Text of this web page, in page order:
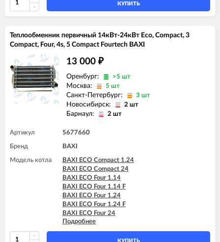
BAXI ECO Home 24F (765281101)
BAXI ECO Home 24F (7729464)
BAXI ECO-4s 10 F
BAXI ECO-4s 18 F
BAXI FOURTECH 1.14 F
BAXI FOURTECH 1.24 F
BAXI FOURTECH 24 F (CSB)
BAXI FOURTECH 24 F (CSR)
BAXI MAIN Four 18 F (серая панель)
BAXI MAIN Four 240 F (белая панель)
КУПИТЬ
Теплообменник первичный 14кВт-24кВт Eco, Compact, 3
Compact, Four, 4s, 5 Compact Fourtech BAXI
13 000 ₽
Оренбург: >5 шт
Москва: 5 шт
Санкт-Петербург: 3 шт
Новосибирск: 2 шт
Барнаул: 2 шт
Артикул 5677660
Бренд BAXI
Модель котла
BAXI ECO Compact 1.24
BAXI ECO Compact 24
BAXI ECO Four 1.14
BAXI ECO Four 1.14 F
BAXI ECO Four 1.24
BAXI ECO Four 1.24 F
BAXI ECO Four 24
BAXI ECO Four 24 F
BAXI ECO-3 1.140 Fi
BAXI ECO-3 Compact 1.140 Fi
Подробнее
КУПИТЬ